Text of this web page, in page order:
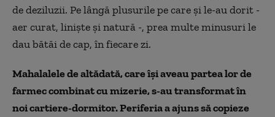
de deziluzii. Pe lângă plusurile pe care și le-au dorit -
aer curat, liniște și natură -, prea multe minusuri le
dau bătăi de cap, în fiecare zi.
Mahalalele de altădată, care își aveau partea lor de
farmec combinat cu mizerie, s-au transformat în
noi cartiere-dormitor. Periferia a ajuns să copieze